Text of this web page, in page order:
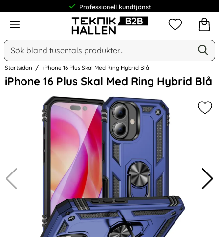
Professionell kundtjänst
Meny
Sök
Sök på Narse Group AB
Mina
Startsidan iPhone 16 Plus Skal Med Ring Hybrid Blå
iPhone 16 Plus Skal Med Ring Hybrid Blå
Hoppa